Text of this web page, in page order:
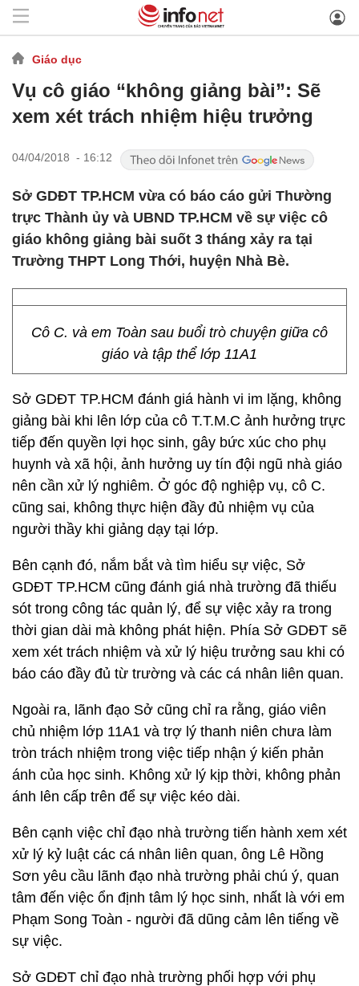
Giáo dục
Vụ cô giáo “không giảng bài”: Sẽ
xem xét trách nhiệm hiệu trưởng
04/04/2018 - 16:12
Sở GDĐT TP.HCM vừa có báo cáo gửi Thường
trực Thành ủy và UBND TP.HCM về sự việc cô
giáo không giảng bài suốt 3 tháng xảy ra tại
Trường THPT Long Thới, huyện Nhà Bè.
Cô C. và em Toàn sau buổi trò chuyện giữa cô
giáo và tập thể lớp 11A1
Sở GDĐT TP.HCM đánh giá hành vi im lặng, không
giảng bài khi lên lớp của cô T.T.M.C ảnh hưởng trực
tiếp đến quyền lợi học sinh, gây bức xúc cho phụ
huynh và xã hội, ảnh hưởng uy tín đội ngũ nhà giáo
nên cần xử lý nghiêm. Ở góc độ nghiệp vụ, cô C.
cũng sai, không thực hiện đầy đủ nhiệm vụ của
người thầy khi giảng dạy tại lớp.
Bên cạnh đó, nắm bắt và tìm hiểu sự việc, Sở
GDĐT TP.HCM cũng đánh giá nhà trường đã thiếu
sót trong công tác quản lý, để sự việc xảy ra trong
thời gian dài mà không phát hiện. Phía Sở GDĐT sẽ
xem xét trách nhiệm và xử lý hiệu trưởng sau khi có
báo cáo đầy đủ từ trường và các cá nhân liên quan.
Ngoài ra, lãnh đạo Sở cũng chỉ ra rằng, giáo viên
chủ nhiệm lớp 11A1 và trợ lý thanh niên chưa làm
tròn trách nhiệm trong việc tiếp nhận ý kiến phản
ánh của học sinh. Không xử lý kịp thời, không phản
ánh lên cấp trên để sự việc kéo dài.
Bên cạnh việc chỉ đạo nhà trường tiến hành xem xét
xử lý kỷ luật các cá nhân liên quan, ông Lê Hồng
Sơn yêu cầu lãnh đạo nhà trường phải chú ý, quan
tâm đến việc ổn định tâm lý học sinh, nhất là với em
Phạm Song Toàn - người đã dũng cảm lên tiếng về
sự việc.
Sở GDĐT chỉ đạo nhà trường phối hợp với phụ